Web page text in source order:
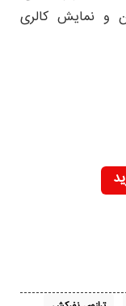
و نمایش کالری